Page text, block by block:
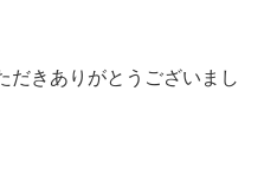
だきありがとうございまし